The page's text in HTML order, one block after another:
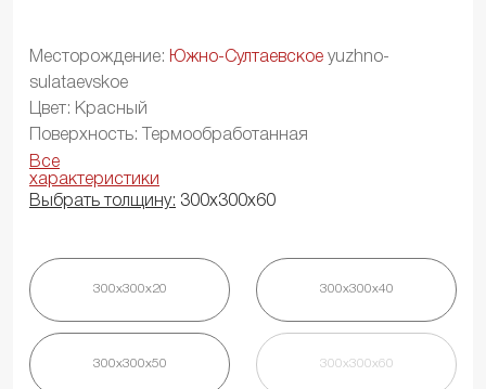
Месторождение: Южно-Султаевское yuzhno-
sulataevskoe
Цвет: Красный
Поверхность: Термообработанная
Все
характеристики
Выбрать толщину: 300х300х60
300х300х20 300х300х40
300х300х50 300х300х60